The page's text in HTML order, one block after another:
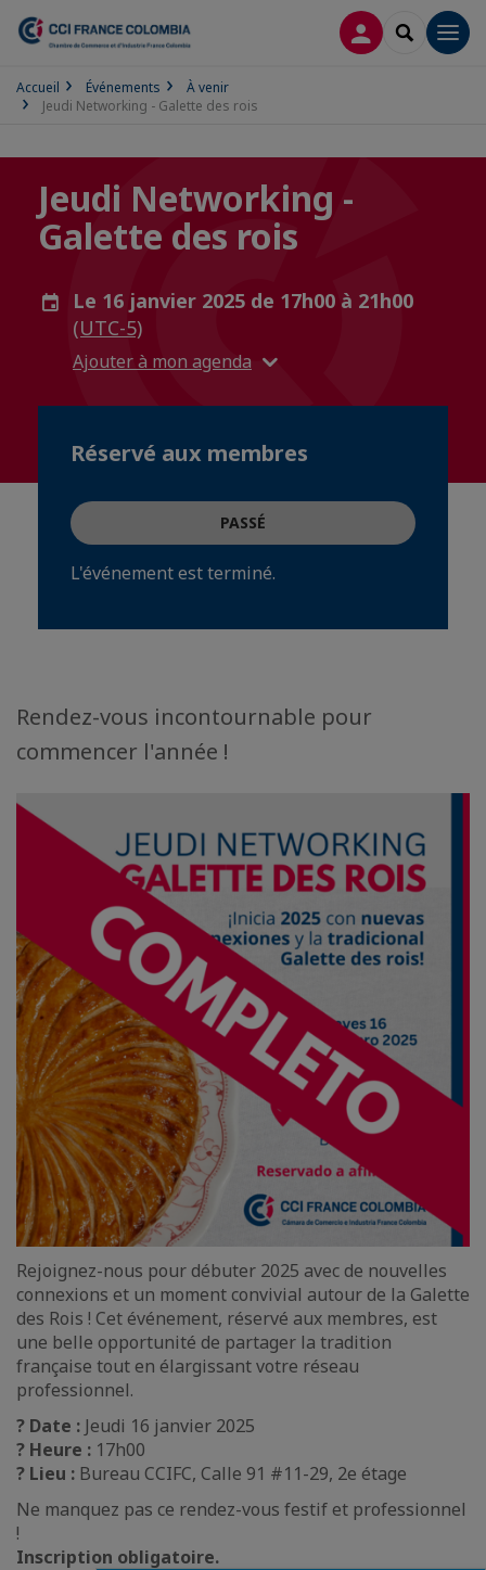
CONNEXION
Accueil Événements
À venir
Jeudi Networking - Galette des rois
Jeudi Networking -
Galette des rois
Le 16 janvier 2025 de 17h00 à 21h00
(UTC-5)
Ajouter à mon agenda
Réservé aux membres
PASSÉ
L'événement est terminé.
Rendez-vous incontournable pour
commencer l'année !
Rejoignez-nous pour débuter 2025 avec de nouvelles
connexions et un moment convivial autour de la Galette
des Rois ! Cet événement, réservé aux membres, est
une belle opportunité de partager la tradition
française tout en élargissant votre réseau
professionnel.
? Date : Jeudi 16 janvier 2025
? Heure : 17h00
? Lieu : Bureau CCIFC, Calle 91 #11-29, 2e étage
Ne manquez pas ce rendez-vous festif et professionnel
!
Inscription obligatoire.